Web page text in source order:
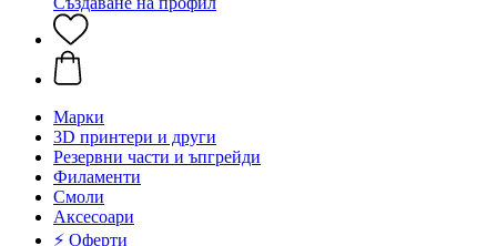
Mарки
3D принтери и други
Резервни части и ъпгрейди
Филаменти
Смоли
Аксесоари
⚡ Оферти